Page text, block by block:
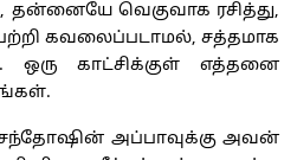
தன்னையே வெகுவாக ரசித்து,
கவலைப்படாமல், சத்தமாக
ஒரு காட்சிக்குள் எத்தனை
அப்பாவுக்கு அவன்